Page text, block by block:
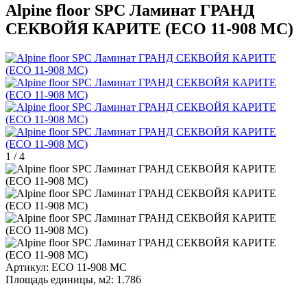
Alpine floor SPC Ламинат ГРАНД
СЕКВОЙЯ КАРИТЕ (ECO 11-908 MC)
1 /4
Артикул: ECO 11-908 MC
Площадь единицы, м2: 1.786